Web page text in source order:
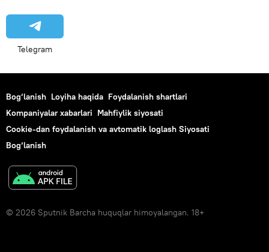
Telegram
Bog‘lanish Loyiha haqida Foydalanish shartlari
Kompaniyalar xabarlari Mahfiylik siyosati
Cookie-dan foydalanish va avtomatik loglash Siyosati
Bog‘lanish
© 2026 Sputnik Barcha huquqlar himoyalangan. 18+